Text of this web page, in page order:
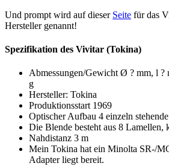
Und prompt wird auf dieser Seite für das
Hersteller genannt!
Spezifikation des Vivitar (Tokina)
Abmessungen/Gewicht Ø ? mm, l
g
Hersteller: Tokina
Produktionsstart 1969
Optischer Aufbau 4 einzeln
Die Blende besteht aus 8 Lamellen,
Nahdistanz 3 m
Mein Tokina hat ein Minolta SR-/
Adapter liegt bereit.